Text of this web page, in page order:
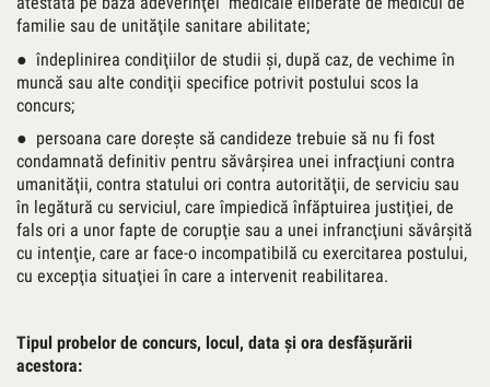
familie sau de unităţile sanitare abilitate;
● îndeplinirea condiţiilor de studii şi, după caz, de vechime în
muncă sau alte condiţii specifice potrivit postului scos la
concurs;
● persoana care doreşte să candideze trebuie să nu fi fost
condamnată definitiv pentru săvârşirea unei infracţiuni contra
umanităţii, contra statului ori contra autorităţii, de serviciu sau
în legătură cu serviciul, care împiedică înfăptuirea justiţiei, de
fals ori a unor fapte de corupţie sau a unei infrancţiuni săvârşită
cu intenţie, care ar face-o incompatibilă cu exercitarea postului,
cu excepţia situaţiei în care a intervenit reabilitarea.
Tipul probelor de concurs, locul, data şi ora desfăşurării
acestora: